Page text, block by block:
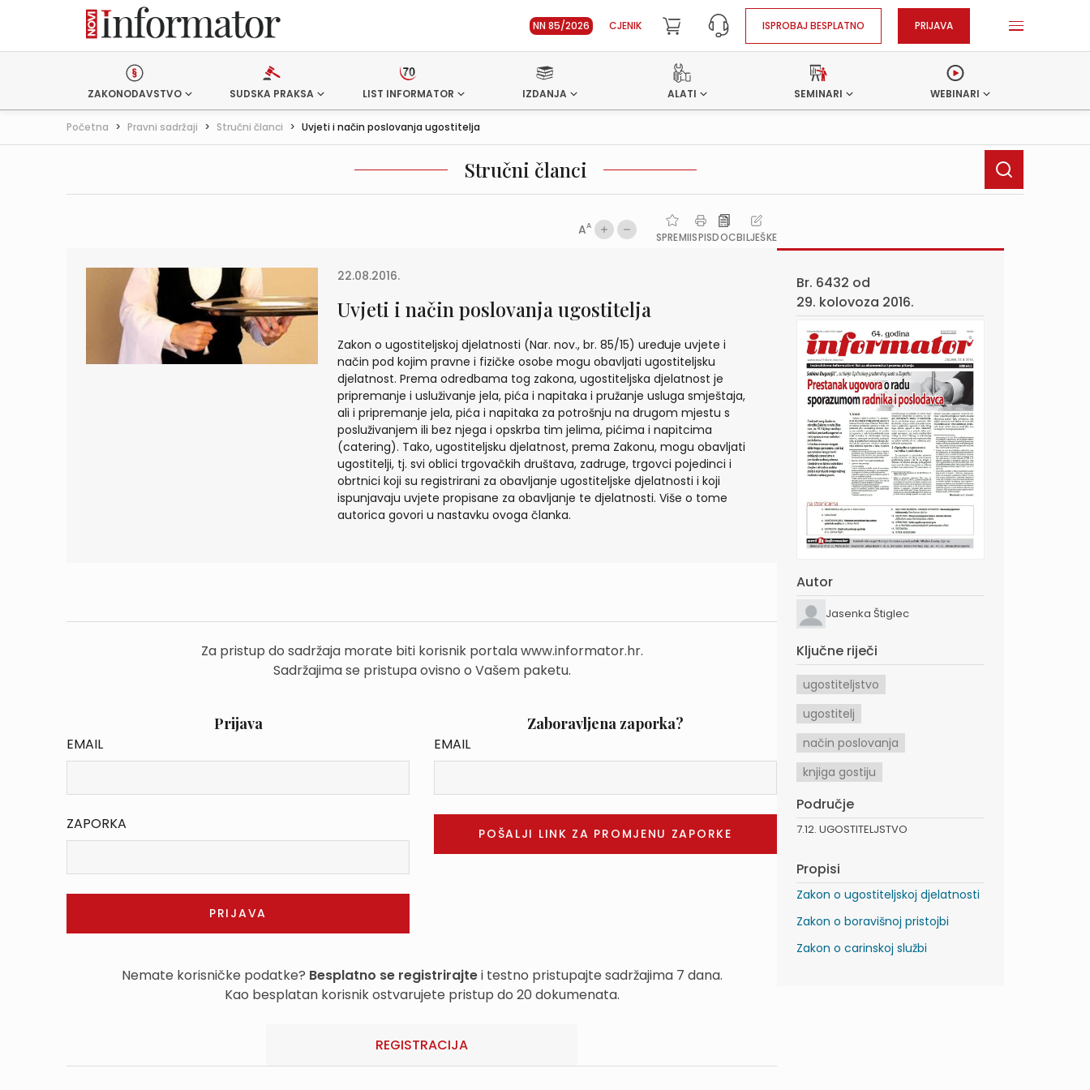
NN 85/2026 CJENIK ISPROBAJ BESPLATNO PRIJAVA
ZAKONODAVSTVO SUDSKA PRAKSA LIST INFORMATOR IZDANJA ALATI SEMINARI WEBINARI
Početna > Pravni sadržaji > Stručni članci > Uvjeti i način poslovanja ugostitelja
Stručni članci
AA
SPREMIISPISDOCBILJEŠKE
22.08.2016.
Uvjeti i način poslovanja ugostitelja
Zakon o ugostiteljskoj djelatnosti (Nar. nov., br. 85/15) uređuje uvjete i
način pod kojim pravne i fizičke osobe mogu obavljati ugostiteljsku
djelatnost. Prema odredbama tog zakona, ugostiteljska djelatnost je
pripremanje i usluživanje jela, pića i napitaka i pružanje usluga smještaja,
ali i pripremanje jela, pića i napitaka za potrošnju na drugom mjestu s
posluživanjem ili bez njega i opskrba tim jelima, pićima i napitcima
(catering). Tako, ugostiteljsku djelatnost, prema Zakonu, mogu obavljati
ugostitelji, tj. svi oblici trgovačkih društava, zadruge, trgovci pojedinci i
obrtnici koji su registrirani za obavljanje ugostiteljske djelatnosti i koji
ispunjavaju uvjete propisane za obavljanje te djelatnosti. Više o tome
autorica govori u nastavku ovoga članka.
Za pristup do sadržaja morate biti korisnik portala www.informator.hr.
Sadržajima se pristupa ovisno o Vašem paketu.
Prijava
EMAIL
ZAPORKA
Zaboravljena zaporka?
EMAIL
Nemate korisničke podatke? Besplatno se registrirajtei testno pristupajte sadržajima 7 dana.
Kao besplatan korisnik ostvarujete pristup do 20 dokumenata.
REGISTRACIJA
Br. 6432 od
29. kolovoza 2016.
Autor
Jasenka Štiglec
Ključne riječi
ugostiteljstvo
ugostitelj
način poslovanja
knjiga gostiju
Područje
7.12. UGOSTITELJSTVO
Propisi
Zakon o ugostiteljskoj djelatnosti
Zakon o boravišnoj pristojbi
Zakon o carinskoj službi